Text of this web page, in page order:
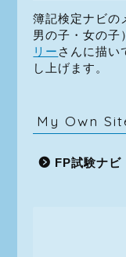
簿記検定ナビの
男の子・女の子
リー さんに描い
し上げます。
My Own
FP試験ナビ